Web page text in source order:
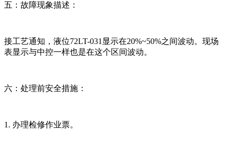
五：故障现象描述：
接工艺通知，液位72LT-031显示在20%~50%之间波动。现场
表显示与中控一样也是在这个区间波动。
六：处理前安全措施：
1. 办理检修作业票。